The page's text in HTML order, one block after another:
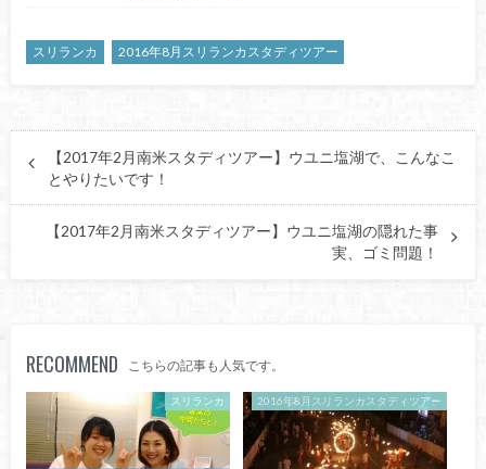
スリランカ 2016年8月スリランカスタディツアー
【2017年2月南米スタディツアー】ウユニ塩湖で、こんなこ
とやりたいです！
【2017年2月南米スタディツアー】ウユニ塩湖の隠れた事
実、ゴミ問題！
RECOMMEND こちらの記事も人気です。
スリランカ 2016年8月スリランカスタディツアー